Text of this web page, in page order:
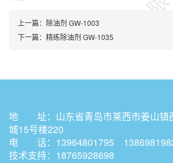
上一篇： 除油剂 GW-1003
下一篇： 精练除油剂 GW-1035
地 址：山东省青岛市莱西市姜山镇
城15号楼220
电 话：13964801795
技术支持：18765928698